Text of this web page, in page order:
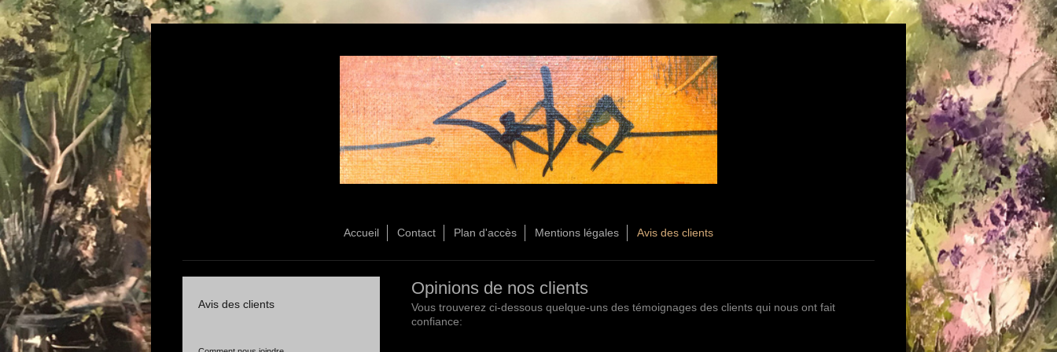
Accueil Contact Plan d'accès Mentions légales Avis des clients
Opinions de nos clients
Vous trouverez ci-dessous quelque-uns des témoignages des clients qui nous ont fait
confiance:
Avis des clients